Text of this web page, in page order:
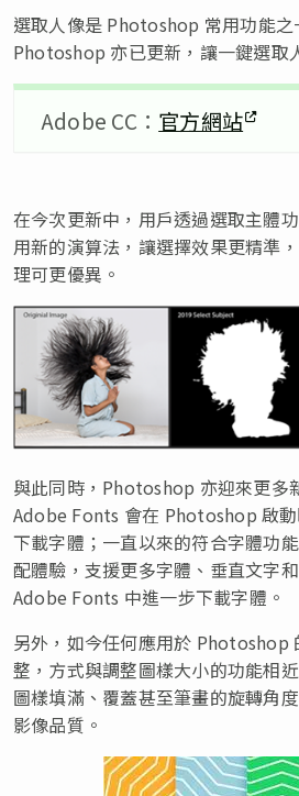
選取人像是 Photoshop 常用功能之
Photoshop 亦已更新，讓一鍵選取
Adobe CC： 官方網站
在今次更新中，用戶透過選取主體
用新的演算法，讓選擇效果更精準
理可更優異。
與此同時，Photoshop 亦迎來更多
Adobe Fonts 會在 Photoshop 啟
下載字體；一直以來的符合字體功
配體驗，支援更多字體、垂直文字
Adobe Fonts 中進一步下載字體。
另外，如今任何應用於 Photoshop
整，方式與調整圖樣大小的功能相
圖樣填滿、覆蓋甚至筆畫的旋轉角
影像品質。